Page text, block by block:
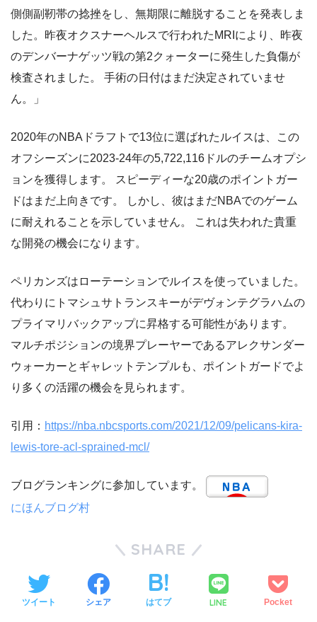
側側副靭帯の捻挫をし、無期限に離脱することを発表しま
した。昨夜オクスナーヘルスで行われたMRIにより、昨夜
のデンバーナゲッツ戦の第2クォーターに発生した負傷が
検査されました。 手術の日付はまだ決定されていませ
ん。」
2020年のNBAドラフトで13位に選ばれたルイスは、この
オフシーズンに2023-24年の5,722,116ドルのチームオプシ
ョンを獲得します。 スピーディーな20歳のポイントガー
ドはまだ上向きです。 しかし、彼はまだNBAでのゲーム
に耐えれることを示していません。 これは失われた貴重
な開発の機会になります。
ペリカンズはローテーションでルイスを使っていました。
代わりにトマシュサトランスキーがデヴォンテグラハムの
プライマリバックアップに昇格する可能性があります。
マルチポジションの境界プレーヤーであるアレクサンダー
ウォーカーとギャレットテンプルも、ポイントガードでよ
り多くの活躍の機会を見られます。
引用： https://nba.nbcsports.com/2021/12/09/pelicans-kira-
lewis-tore-acl-sprained-mcl/
ブログランキングに参加しています。
にほんブログ村
SHARE
ツイート シェア はてブ LINE Pocket